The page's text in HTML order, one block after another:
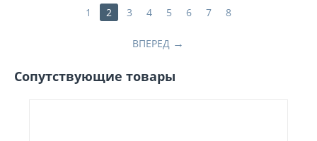
1 2 3 4 5 6 7 8
ВПЕРЕД
Сопутствующие товары